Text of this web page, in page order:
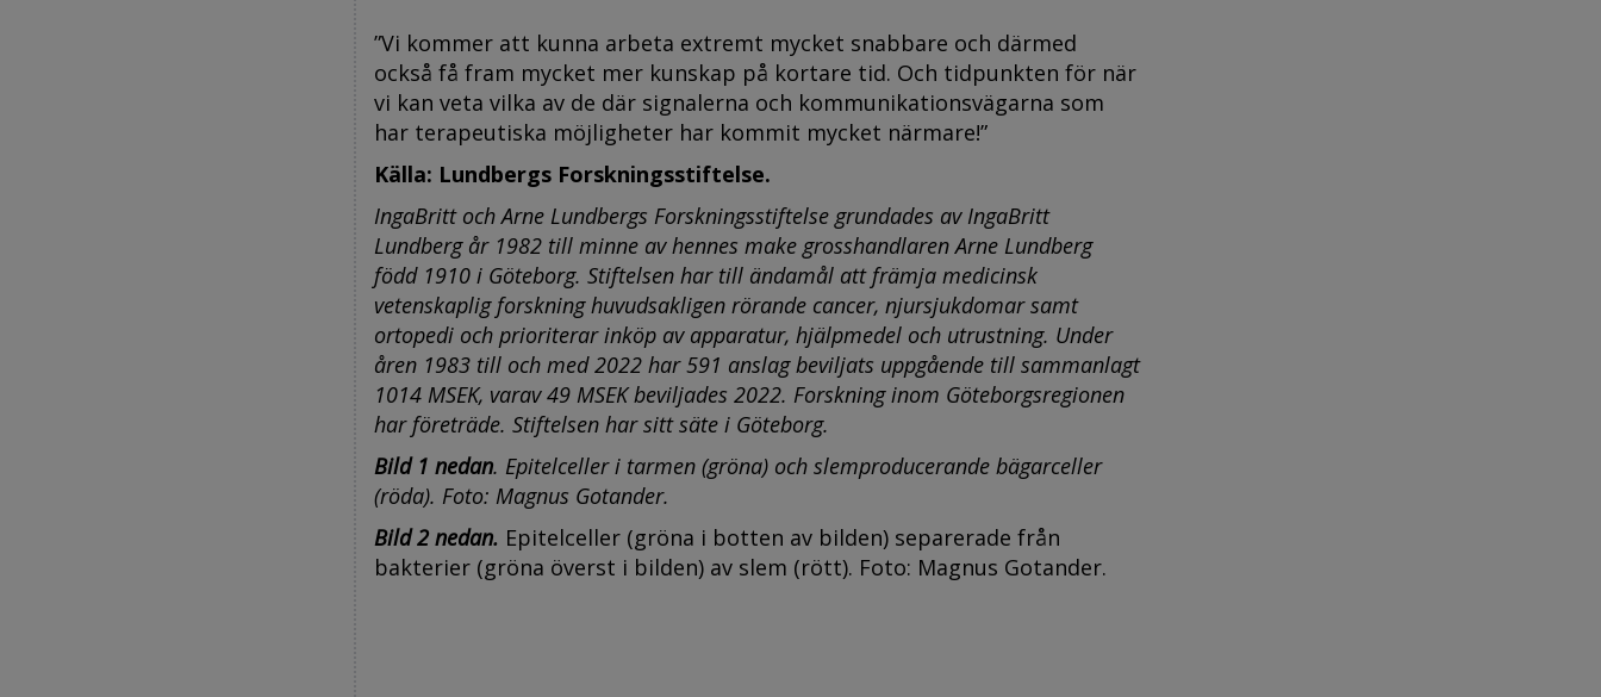
”Vi kommer att kunna arbeta extremt mycket snabbare och därmed
också få fram mycket mer kunskap på kortare tid. Och tidpunkten för när
vi kan veta vilka av de där signalerna och kommunikationsvägarna som
har terapeutiska möjligheter har kommit mycket närmare!”
Källa: Lundbergs Forskningsstiftelse.
IngaBritt och Arne Lundbergs Forskningsstiftelse grundades av IngaBritt
Lundberg år 1982 till minne av hennes make grosshandlaren Arne Lundberg
född 1910 i Göteborg. Stiftelsen har till ändamål att främja medicinsk
vetenskaplig forskning huvudsakligen rörande cancer, njursjukdomar samt
ortopedi och prioriterar inköp av apparatur, hjälpmedel och utrustning. Under
åren 1983 till och med 2022 har 591 anslag beviljats uppgående till sammanlagt
1014 MSEK, varav 49 MSEK beviljades 2022. Forskning inom Göteborgsregionen
har företräde. Stiftelsen har sitt säte i Göteborg.
Bild 1 nedan. Epitelceller i tarmen (gröna) och slemproducerande bägarceller
(röda). Foto: Magnus Gotander.
Bild 2 nedan. Epitelceller (gröna i botten av bilden) separerade från
bakterier (gröna överst i bilden) av slem (rött). Foto: Magnus Gotander.